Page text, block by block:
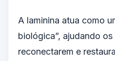
A laminina atua como
biológica”, ajudando
reconectarem e